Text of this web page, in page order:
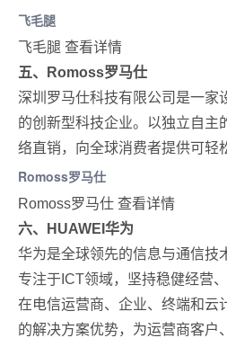
飞毛腿
飞毛腿 查看详情
五、Romoss罗马仕
深圳罗马仕科技有限公司是一家
的创新型科技企业。以独立自主
络直销，向全球消费者提供可轻
Romoss罗马仕
Romoss罗马仕 查看详情
六、HUAWEI华为
华为是全球领先的信息与通信技
专注于ICT领域，坚持稳健经营
在电信运营商、企业、终端和云
的解决方案优势，为运营商客户